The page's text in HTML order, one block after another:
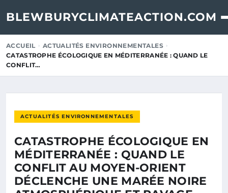
BLEWBURYCLIMATEACTION.COM
ACCUEIL
ACTUALITÉS ENVIRONNEMENTALES
CATASTROPHE ÉCOLOGIQUE EN MÉDITERRANÉE : QUAND LE
CONFLIT…
ACTUALITÉS ENVIRONNEMENTALES
CATASTROPHE ÉCOLOGIQUE EN
MÉDITERRANÉE : QUAND LE
CONFLIT AU MOYEN-ORIENT
DÉCLENCHE UNE MARÉE NOIRE